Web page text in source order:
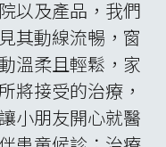
的異同，這使得
，都體驗了一場
，不僅是著重表
打從心底重視，
交流。